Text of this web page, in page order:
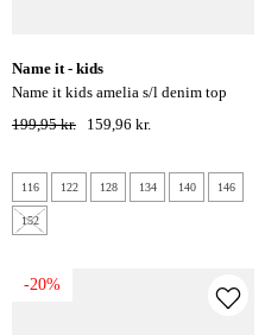
name it - kids
name it kids amelia s/l denim top
4070 - medium blue denim
199,95 kr. 159,96 kr.
116 122 128 134 140 146
152
-20%